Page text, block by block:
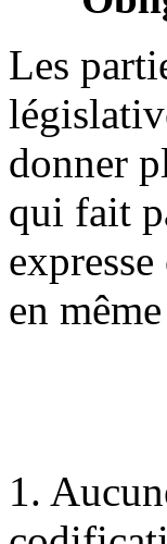
Les
donner
qui fait
en
1.